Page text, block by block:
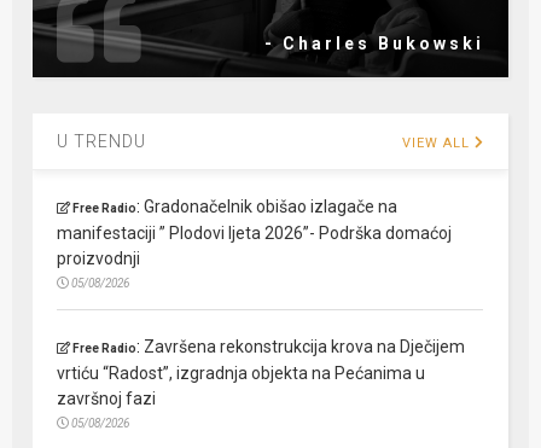
- Charles Bukowski
U TRENDU VIEW ALL
Free Radio:Gradonačelnik obišao izlagače na
manifestaciji ” Plodovi ljeta 2026”- Podrška domaćoj
proizvodnji
05/08/2026
Free Radio: Završena rekonstrukcija krova na Dječijem
vrtiću “Radost”, izgradnja objekta na Pećanima u
završnoj fazi
05/08/2026